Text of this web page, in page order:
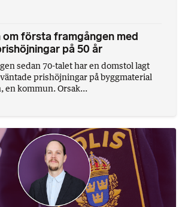
första framgången med
på 50 år
sedan 70-talet har en domstol lagt
prishöjningar på byggmaterial
en kommun. Orsak...